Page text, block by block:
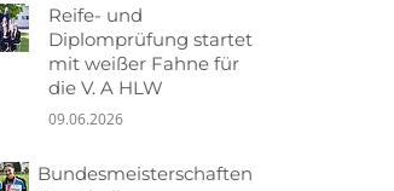
Reife- und
Diplomprüfung startet
mit weißer Fahne für
die V. A HLW
09.06.2026
Bundesmeisterschaften